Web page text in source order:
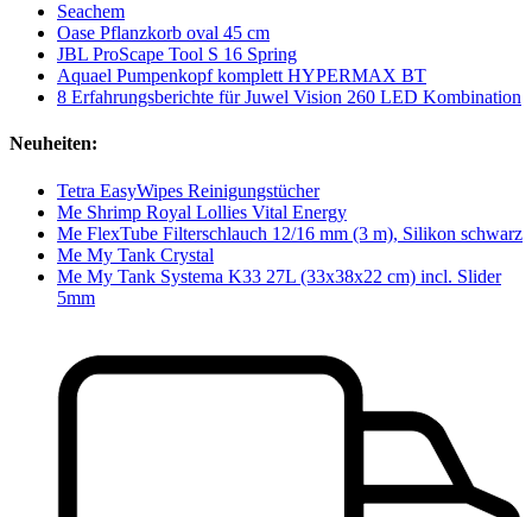
Seachem
Oase Pflanzkorb oval 45 cm
JBL ProScape Tool S 16 Spring
Aquael Pumpenkopf komplett HYPERMAX BT
8 Erfahrungsberichte für Juwel Vision 260 LED Kombination
Neuheiten:
Tetra EasyWipes Reinigungstücher
Me Shrimp Royal Lollies Vital Energy
Me FlexTube Filterschlauch 12/16 mm (3 m), Silikon schwarz
Me My Tank Crystal
Me My Tank Systema K33 27L (33x38x22 cm) incl. Slider
5mm